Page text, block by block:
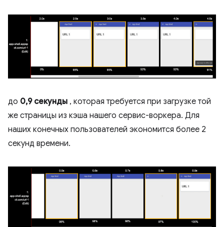
до 0,9 секунды , которая требуется при загрузке той
же страницы из кэша нашего сервис-воркера. Для
наших конечных пользователей экономится более 2
секунд времени.